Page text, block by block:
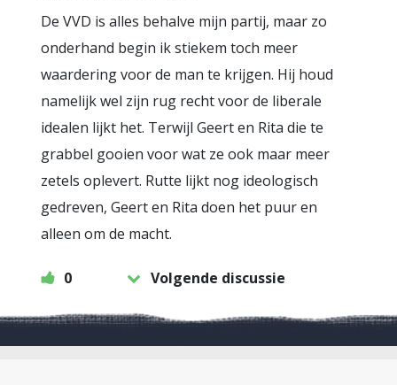
De VVD is alles behalve mijn partij, maar zo
onderhand begin ik stiekem toch meer
waardering voor de man te krijgen. Hij houd
namelijk wel zijn rug recht voor de liberale
idealen lijkt het. Terwijl Geert en Rita die te
grabbel gooien voor wat ze ook maar meer
zetels oplevert. Rutte lijkt nog ideologisch
gedreven, Geert en Rita doen het puur en
alleen om de macht.
0 Volgende discussie